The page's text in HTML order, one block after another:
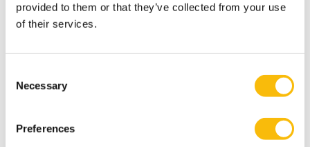
provided to them or that they’ve collected from your use
of their services.
Selection
Necessary
Preferences